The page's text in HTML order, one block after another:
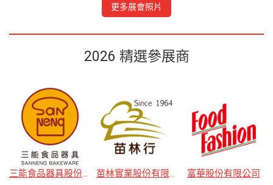
更多展會照片
2026 精選參展商
三能食品器具股份有限公司 苗林實業股份有限公司 富華股份有限公司